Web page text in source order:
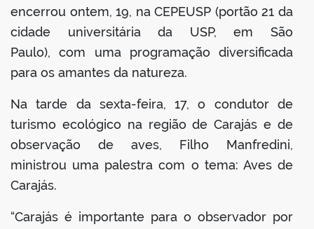
encerrou ontem, 19, na CEPEUSP (portão 21 da
cidade universitária da USP, em São
Paulo), com uma programação diversificada
para os amantes da natureza.
Na tarde da sexta-feira, 17, o condutor de
turismo ecológico na região de Carajás e de
observação de aves, Filho Manfredini,
ministrou uma palestra com o tema: Aves de
Carajás.
“Carajás é importante para o observador por